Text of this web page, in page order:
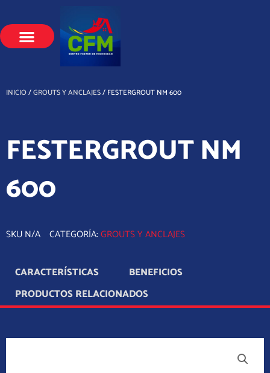
al
contenido
INICIO/GROUTS Y ANCLAJES/ FESTERGROUT NM 600
FESTERGROUT NM
600
SKU N/A CATEGORÍA: GROUTS Y ANCLAJES
CARACTERÍSTICAS
BENEFICIOS
PRODUCTOS RELACIONADOS